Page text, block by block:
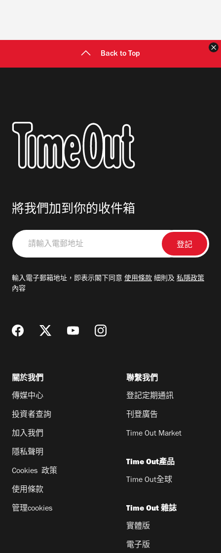
Back to Top
將我們加到你的收件箱
請
輸
郵
輸入電子郵箱地址，即表示閣下同意 使用條款 細則及 私隱政策
內容
關於我們
傳媒中心
投資者查詢
加入我們
隱私聲明
Cookies 政策
使用條款
管理cookies
聯繫我們
登記定期通訊
刊登廣告
Time Out Market
Time Out產品
Time Out全球
Time Out 雜誌
實體版
電子版